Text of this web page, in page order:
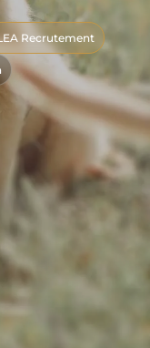
Recrutement